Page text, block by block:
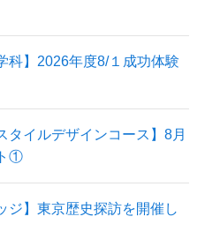
科】2026年度8/１成功体験
タイルデザインコース】8月
①
ジ】東京歴史探訪を開催し